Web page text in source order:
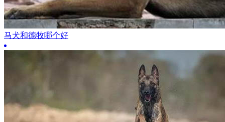
马犬和德牧哪个好